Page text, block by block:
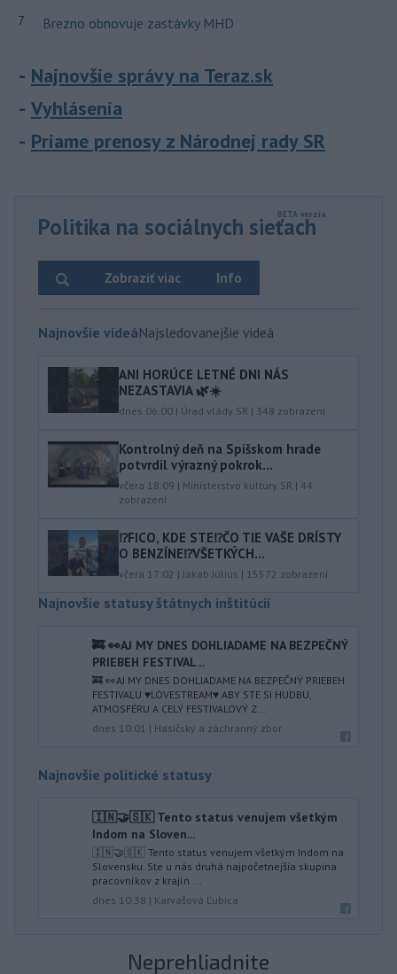
7 Brezno obnovuje zastávky MHD
Najnovšie správy na Teraz.sk
Vyhlásenia
Priame prenosy z Národnej rady SR
Politika na sociálnych sieťach
Info
Zobraziť viac
Najnovšie videáNajsledovanejšie videá
ANI HORÚCE LETNÉ DNI NÁS
NEZASTAVIA 🌿☀️
dnes 06:00 | Úrad vlády SR | 348 zobrazení
Kontrolný deň na Spišskom hrade
potvrdil výrazný pokrok...
včera 18:09 | Ministerstvo kultúry SR | 44
zobrazení
⁉️FICO, KDE STE⁉️ČO TIE VAŠE DRÍSTY
O BENZÍNE⁉️VŠETKÝCH...
včera 17:02 |Jakab Július | 15572 zobrazení
Najnovšie statusy štátnych inštitúcií
🚒 👀AJ MY DNES DOHLIADAME NA BEZPEČNÝ
PRIEBEH FESTIVAL...
🚒 👀AJ MY DNES DOHLIADAME NA BEZPEČNÝ PRIEBEH
FESTIVALU ♥️LOVESTREAM♥️ ABY STE SI HUDBU,
ATMOSFÉRU A CELÝ FESTIVALOVÝ Z...
dnes 10:01 | Hasičský a záchranný zbor
Najnovšie politické statusy
🇮🇳🤝🇸🇰 Tento status venujem všetkým
Indom na Sloven...
🇮🇳🤝🇸🇰 Tento status venujem všetkým Indom na
Slovensku. Ste u nás druhá najpočetnejšia skupina
pracovníkov z krajín ...
dnes 10:38 | Karvašová Ľubica
Neprehliadnite